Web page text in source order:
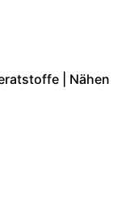
| Nähen